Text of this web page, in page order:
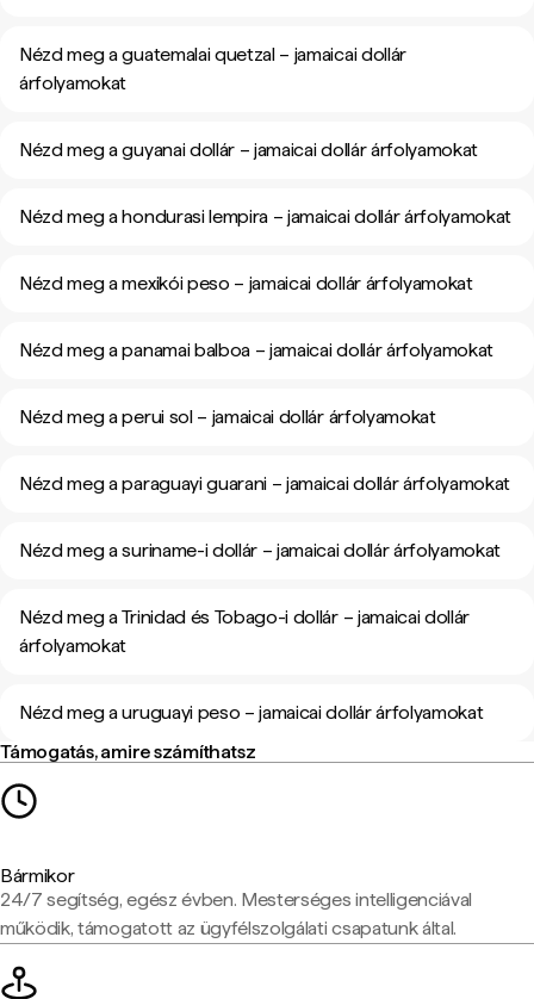
Nézd meg a guatemalai quetzal – jamaicai dollár
árfolyamokat
Nézd meg a guyanai dollár – jamaicai dollár árfolyamokat
Nézd meg a hondurasi lempira – jamaicai dollár árfolyamokat
Nézd meg a mexikói peso – jamaicai dollár árfolyamokat
Nézd meg a panamai balboa – jamaicai dollár árfolyamokat
Nézd meg a perui sol – jamaicai dollár árfolyamokat
Nézd meg a paraguayi guarani – jamaicai dollár árfolyamokat
Nézd meg a suriname-i dollár – jamaicai dollár árfolyamokat
Nézd meg a Trinidad és Tobago-i dollár – jamaicai dollár
árfolyamokat
Nézd meg a uruguayi peso – jamaicai dollár árfolyamokat
Támogatás, amire számíthatsz
Bármikor
24/7 segítség, egész évben. Mesterséges intelligenciával
működik, támogatott az ügyfélszolgálati csapatunk által.